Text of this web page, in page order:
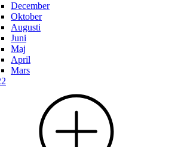
December
Oktober
Augusti
Juni
Maj
April
Mars